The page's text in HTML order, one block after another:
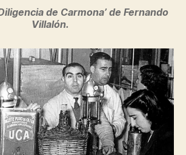
de Carmona’ de Fernando
Villalón.